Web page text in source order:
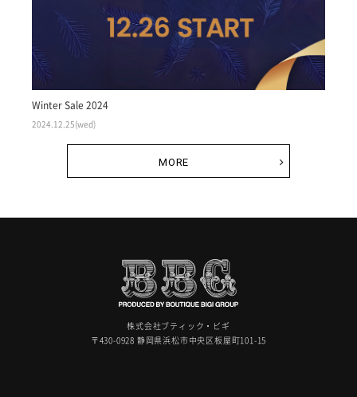
Winter Sale 2024
2024.12.25(wed)
MORE
株式会社ブティック・ビギ
〒430-0928 静岡県浜松市中央区板屋町101-15